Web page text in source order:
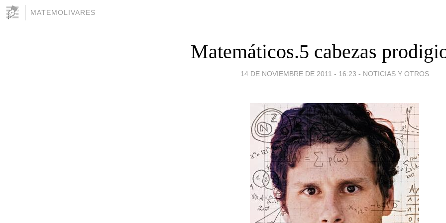
MATEMOLIVARES
Matemáticos.5 cabezas
14 DE NOVIEMBRE DE 2011 - 16:23 - NOTICIAS Y OTROS